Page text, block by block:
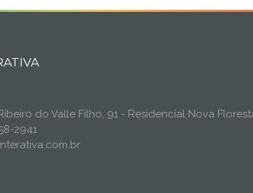
do Valle Filho, 91 - Residencial Nova
2941